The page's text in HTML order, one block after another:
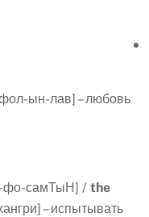
ын-лав] – любовь
фо-самТыН] / the
– испытывать